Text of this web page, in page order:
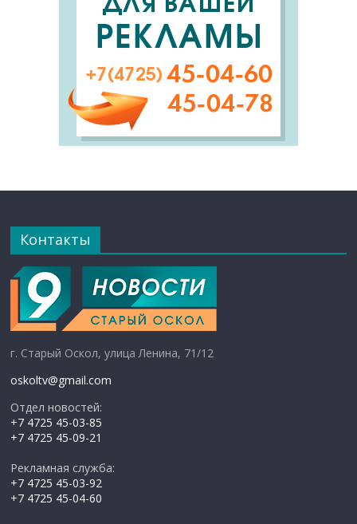
Контакты
г. Старый Оскол, улица Ленина, 71/12
oskoltv@gmail.com
Отдел новостей:
+7 4725 45-03-85
+7 4725 45-09-21
Рекламная служба:
+7 4725 45-03-92
+7 4725 45-04-60